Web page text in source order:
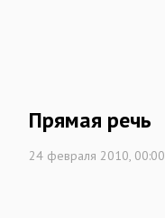
Прямая речь
24 февраля 2010, 00:00